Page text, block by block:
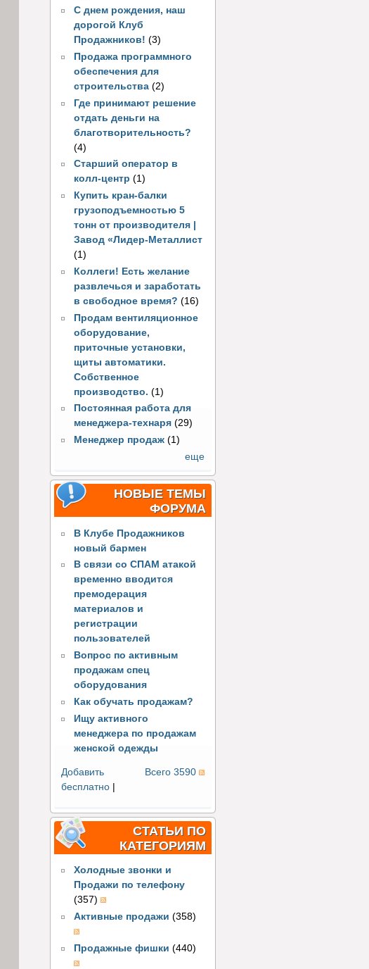
С днем рождения, наш
дорогой Клуб
Продажников! (3)
Продажа программного
обеспечения для
строительства (2)
Где принимают решение
отдать деньги на
благотворительность?
(4)
Старший оператор в
колл-центр (1)
Купить кран-балки
грузоподъемностью 5
тонн от производителя |
Завод «Лидер-Металлист
(1)
Коллеги! Есть желание
развлечься и заработать
в свободное время? (16)
Продам вентиляционное
оборудование,
приточные установки,
щиты автоматики.
Собственное
производство. (1)
Постоянная работа для
менеджера-технаря (29)
Менеджер продаж (1)
еще
НОВЫЕ ТЕМЫ
ФОРУМА
В Клубе Продажников
новый бармен
В связи со СПАМ атакой
временно вводится
премодерация
материалов и
регистрации
пользователей
Вопрос по активным
продажам спец
оборудования
Как обучать продажам?
Ищу активного
менеджера по продажам
женской одежды
Всего 3590
Добавить
бесплатно|
СТАТЬИ ПО
КАТЕГОРИЯМ
Холодные звонки и
Продажи по телефону
(357)
Активные продажи (358)
Продажные фишки (440)